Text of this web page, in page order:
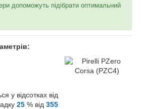
допоможуть підібрати оптимальний
у відсотках від
25 % від 355